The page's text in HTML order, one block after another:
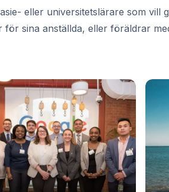
eller universitetslärare som vill
sina anställda, eller föräldrar